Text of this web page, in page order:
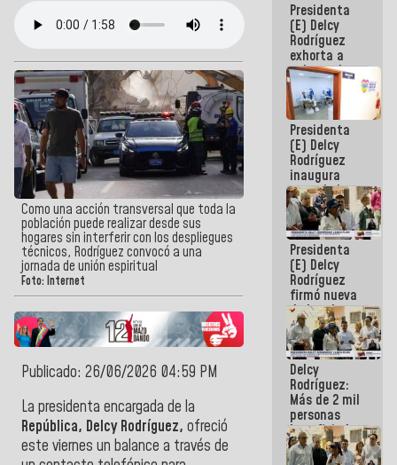
Como una acción transversal que toda la
población puede realizar desde sus
hogares sin interferir con los despliegues
técnicos, Rodríguez convocó a una
jornada de unión espiritual
Foto: Internet
Publicado: 26/06/2026 04:59 PM
La presidenta encargada de la
República, Delcy Rodríguez, ofreció
este viernes un balance a través de
Presidenta
(E) Delcy
Rodríguez
exhorta a
gobernadores
y alcaldes a
edificar
casas para
abuelos
Presidenta
(E) Delcy
Rodríguez
inaugura
casa de los
Abuelos
Primavera
en Caracas
Presidenta
(E) Delcy
Rodríguez
firmó nueva
de Ley de
Arrendamiento
aprobada
por la AN
Delcy
Rodríguez:
Más de 2 mil
personas
beneficiadas
con planes
para